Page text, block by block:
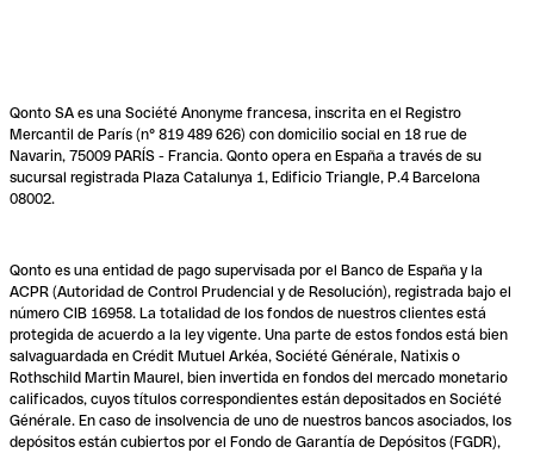
Qonto SA es una Société Anonyme francesa, inscrita en el Registro
Mercantil de París (n° 819 489 626) con domicilio social en 18 rue de
Navarin, 75009 PARÍS - Francia. Qonto opera en España a través de su
sucursal registrada Plaza Catalunya 1, Edificio Triangle, P.4 Barcelona
08002.
Qonto es una entidad de pago supervisada por el Banco de España y la
ACPR (Autoridad de Control Prudencial y de Resolución), registrada bajo el
número CIB 16958. La totalidad de los fondos de nuestros clientes está
protegida de acuerdo a la ley vigente. Una parte de estos fondos está bien
salvaguardada en Crédit Mutuel Arkéa, Société Générale, Natixis o
Rothschild Martin Maurel, bien invertida en fondos del mercado monetario
calificados, cuyos títulos correspondientes están depositados en Société
Générale. En caso de insolvencia de uno de nuestros bancos asociados, los
depósitos están cubiertos por el Fondo de Garantía de Depósitos (FGDR),